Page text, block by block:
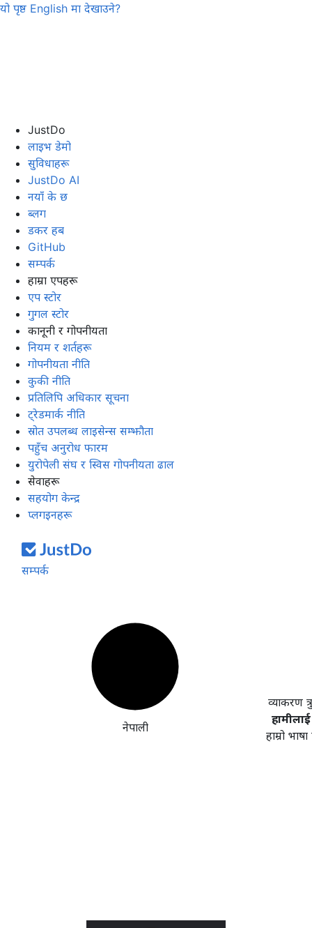
यो पृष्ठ English मा देखाउने?
JustDo
लाइभ डेमो
सुविधाहरू
JustDo AI
नयाँ के छ
ब्लग
डकर हब
GitHub
सम्पर्क
हाम्रा एपहरू
एप स्टोर
गुगल स्टोर
कानूनी र गोपनीयता
नियम र शर्तहरू
गोपनीयता नीति
कुकी नीति
प्रतिलिपि अधिकार सूचना
ट्रेडमार्क नीति
स्रोत उपलब्ध लाइसेन्स सम्झौता
पहुँच अनुरोध फारम
युरोपेली संघ र स्विस गोपनीयता ढाल
सेवाहरू
सहयोग केन्द्र
प्लगइनहरू
सम्पर्क
नेपाली
व्याकरण
हाम्रो